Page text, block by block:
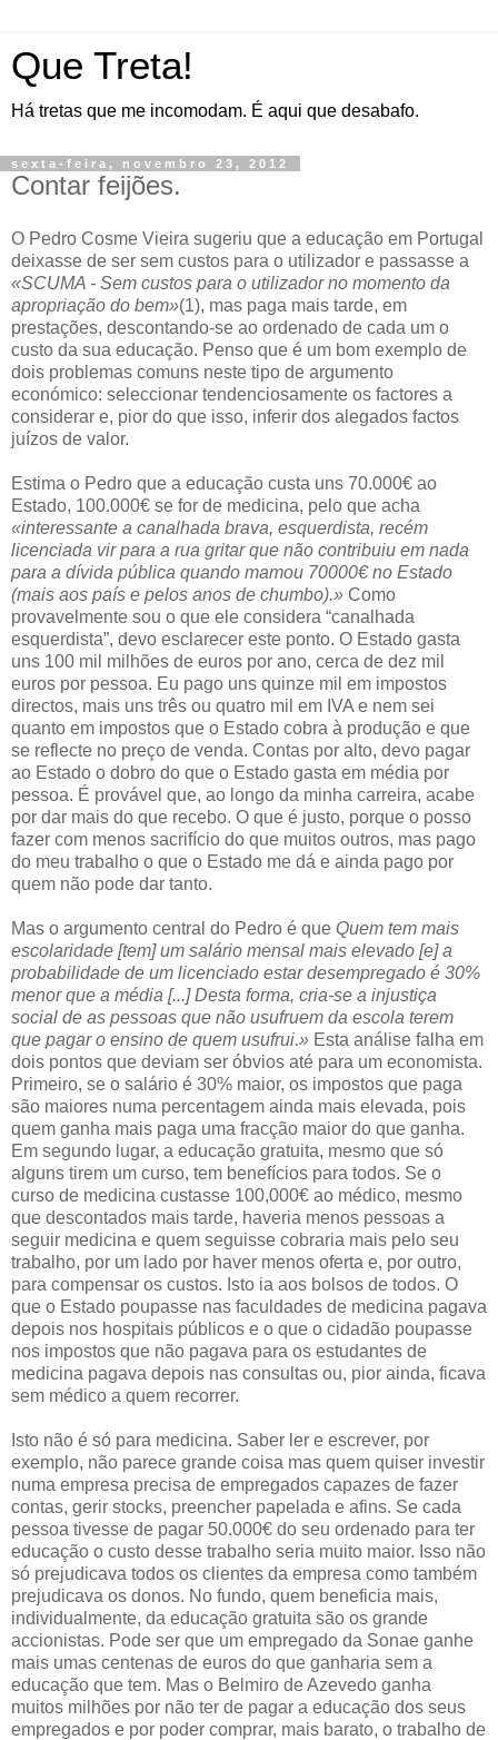
Que Treta!
Há tretas que me incomodam. É aqui que desabafo.
sexta-feira, novembro 23, 2012
Contar feijões.
O Pedro Cosme Vieira sugeriu que a educação em Portugal
deixasse de ser sem custos para o utilizador e passasse a
«SCUMA - Sem custos para o utilizador no momento da
apropriação do bem»(1), mas paga mais tarde, em
prestações, descontando-se ao ordenado de cada um o
custo da sua educação. Penso que é um bom exemplo de
dois problemas comuns neste tipo de argumento
económico: seleccionar tendenciosamente os factores a
considerar e, pior do que isso, inferir dos alegados factos
juízos de valor.
Estima o Pedro que a educação custa uns 70.000€ ao
Estado, 100.000€ se for de medicina, pelo que acha
«interessante a canalhada brava, esquerdista, recém
licenciada vir para a rua gritar que não contribuiu em nada
para a dívida pública quando mamou 70000€ no Estado
(mais aos país e pelos anos de chumbo).» Como
provavelmente sou o que ele considera “canalhada
esquerdista”, devo esclarecer este ponto. O Estado gasta
uns 100 mil milhões de euros por ano, cerca de dez mil
euros por pessoa. Eu pago uns quinze mil em impostos
directos, mais uns três ou quatro mil em IVA e nem sei
quanto em impostos que o Estado cobra à produção e que
se reflecte no preço de venda. Contas por alto, devo pagar
ao Estado o dobro do que o Estado gasta em média por
pessoa. É provável que, ao longo da minha carreira, acabe
por dar mais do que recebo. O que é justo, porque o posso
fazer com menos sacrifício do que muitos outros, mas pago
do meu trabalho o que o Estado me dá e ainda pago por
quem não pode dar tanto.
Mas o argumento central do Pedro é que Quem tem mais
escolaridade [tem] um salário mensal mais elevado [e] a
probabilidade de um licenciado estar desempregado é 30%
menor que a média [...] Desta forma, cria-se a injustiça
social de as pessoas que não usufruem da escola terem
que pagar o ensino de quem usufrui.» Esta análise falha em
dois pontos que deviam ser óbvios até para um economista.
Primeiro, se o salário é 30% maior, os impostos que paga
são maiores numa percentagem ainda mais elevada, pois
quem ganha mais paga uma fracção maior do que ganha.
Em segundo lugar, a educação gratuita, mesmo que só
alguns tirem um curso, tem benefícios para todos. Se o
curso de medicina custasse 100,000€ ao médico, mesmo
que descontados mais tarde, haveria menos pessoas a
seguir medicina e quem seguisse cobraria mais pelo seu
trabalho, por um lado por haver menos oferta e, por outro,
para compensar os custos. Isto ia aos bolsos de todos. O
que o Estado poupasse nas faculdades de medicina pagava
depois nos hospitais públicos e o que o cidadão poupasse
nos impostos que não pagava para os estudantes de
medicina pagava depois nas consultas ou, pior ainda, ficava
sem médico a quem recorrer.
Isto não é só para medicina. Saber ler e escrever, por
exemplo, não parece grande coisa mas quem quiser investir
numa empresa precisa de empregados capazes de fazer
contas, gerir stocks, preencher papelada e afins. Se cada
pessoa tivesse de pagar 50.000€ do seu ordenado para ter
educação o custo desse trabalho seria muito maior. Isso não
só prejudicava todos os clientes da empresa como também
prejudicava os donos. No fundo, quem beneficia mais,
individualmente, da educação gratuita são os grande
accionistas. Pode ser que um empregado da Sonae ganhe
mais umas centenas de euros do que ganharia sem a
educação que tem. Mas o Belmiro de Azevedo ganha
muitos milhões por não ter de pagar a educação dos seus
empregados e por poder comprar, mais barato, o trabalho de